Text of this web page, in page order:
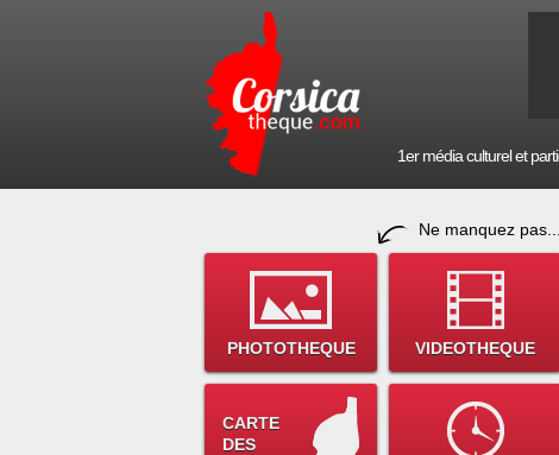
1er média culturel et
Ne manquez pas...
PHOTOTHEQUE VIDEOTHEQUE
CARTE
DES